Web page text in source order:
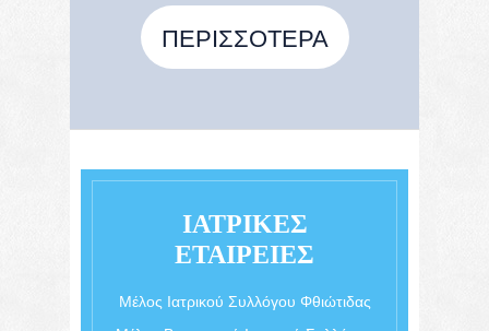
ΠΕΡΙΣΣΌΤΕΡΑ
ΙΑΤΡΙΚΈΣ
ΕΤΑΙΡΕΊΕΣ
Μέλος Ιατρικού Συλλόγου Φθιώτιδας